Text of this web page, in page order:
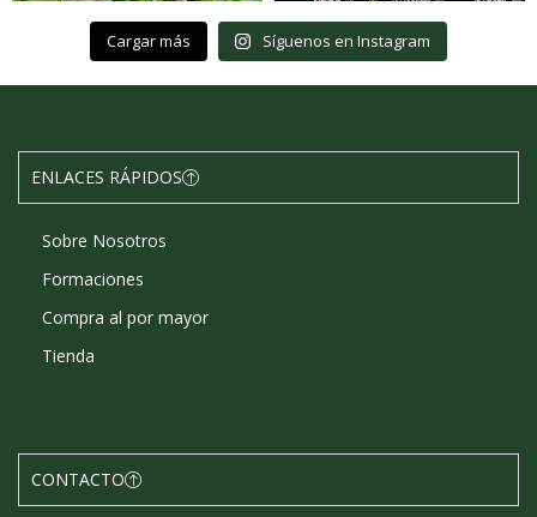
Cargar más Síguenos en Instagram
ENLACES RÁPIDOS
Sobre Nosotros
Formaciones
Compra al por mayor
Tienda
CONTACTO